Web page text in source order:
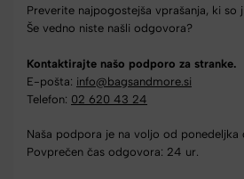
Preverite najpogostejša vprašanja, ki so
Še vedno niste našli odgovora?
Kontaktirajte našo podporo za stranke.
E-pošta: info@bagsandmore.si
Telefon: 02 620 43 24
Naša podpora je na voljo od ponedeljka
Povprečen čas odgovora: 24 ur.